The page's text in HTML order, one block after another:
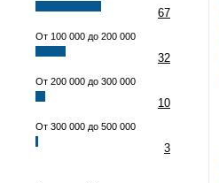
67
От 100 000 до 200 000
32
От 200 000 до 300 000
10
От 300 000 до 500 000
3